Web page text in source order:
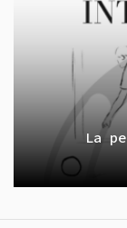
La